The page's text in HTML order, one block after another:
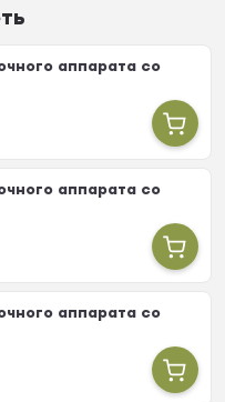
аппарата со
аппарата со
аппарата со